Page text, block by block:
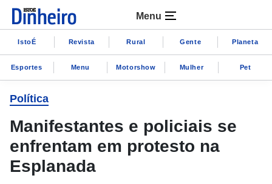
Menu
IstoÉ Revista Rural Gente Planeta
Esportes Menu Motorshow Mulher Pet
Política
Manifestantes e policiais se
enfrentam em protesto na
Esplanada